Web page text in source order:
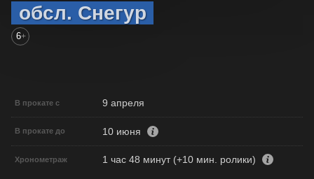
обсл. Снегур
6+
В прокате с 9 апреля
В прокате до 10 июня
Хронометраж 1 час 48 минут (+10 мин. ролики)